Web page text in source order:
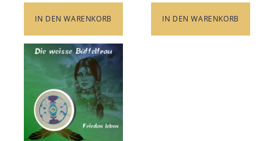
IN DEN WARENKORB IN DEN WARENKORB